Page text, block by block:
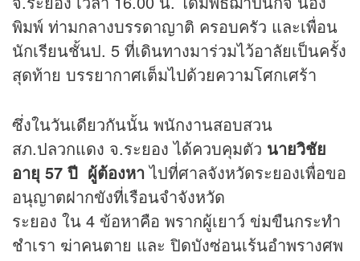
พิมพ์ ท่ามกลางบรรดาญาติ ครอบครัว และเพื่อน
นักเรียนชั้นป. 5 ที่เดินทางมาร่วมไว้อาลัยเป็นครั้ง
สุดท้าย บรรยากาศเต็มไปด้วยความโศกเศร้า
ซึ่งในวันเดียวกันนั้น พนักงานสอบสวน
สภ.ปลวกแดง จ.ระยอง ได้ควบคุมตัว นายวิชัย
อายุ 57 ปี ผู้ต้องหาไปที่ศาลจังหวัดระยองเพื่อขอ
อนุญาตฝากขังที่เรือนจำจังหวัด
ระยอง ใน 4 ข้อหาคือ พรากผู้เยาว์ ข่มขืนกระทำ
ชำเรา ฆ่าคนตาย และ ปิดบังซ่อนเร้นอำพรางศพ